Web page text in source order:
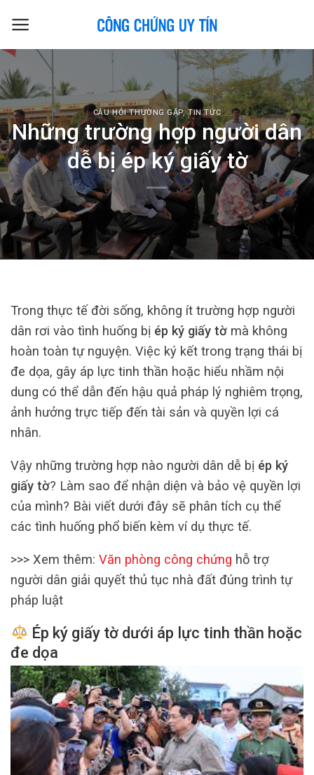
CÂU HỎI THƯỜNG GẶP,TIN TỨC
Những trường hợp người dân
dễ bị ép ký giấy tờ
Trong thực tế đời sống, không ít trường hợp người
dân rơi vào tình huống bị ép ký giấy tờ mà không
hoàn toàn tự nguyện. Việc ký kết trong trạng thái bị
đe dọa, gây áp lực tinh thần hoặc hiểu nhầm nội
dung có thể dẫn đến hậu quả pháp lý nghiêm trọng,
ảnh hưởng trực tiếp đến tài sản và quyền lợi cá
nhân.
Vậy những trường hợp nào người dân dễ bị ép ký
giấy tờ? Làm sao để nhận diện và bảo vệ quyền lợi
của mình? Bài viết dưới đây sẽ phân tích cụ thể
các tình huống phổ biến kèm ví dụ thực tế.
>>> Xem thêm: Văn phòng công chứng hỗ trợ
người dân giải quyết thủ tục nhà đất đúng trình tự
pháp luật
Ép ký giấy tờ dưới áp lực tinh thần hoặc
đe dọa